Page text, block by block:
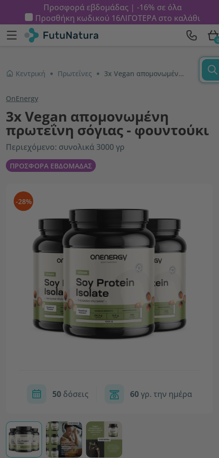
Προσφορά εβδομάδας | -16% σε όλα
Προσθήκη κωδικού 16ΛΙΓΟΤΕΡΑστο καλάθι
0
Κεντρική Πρωτεΐνες 3x Vegan απομονωμένη πρωτεΐνη σόγιας - φουντούκι
OnEnergy
3x Vegan απομονωμένη
πρωτεΐνη σόγιας - φουντούκι
Περιεχόμενο: συνολικά 3000 γρ
ΠΡΟΣΦΟΡΑ ΕΒΔΟΜΑΔΑΣ
-28%
50 δόσεις 60γρ. την ημέρα